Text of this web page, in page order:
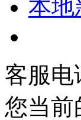
本地
客服电
您当前